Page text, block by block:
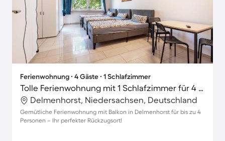
Ferienwohnung ∙ 4 Gäste ∙ 1 Schlafzimmer
Tolle Ferienwohnung mit 1 Schlafzimmer für 4 Personen
Delmenhorst, Niedersachsen, Deutschland
Gemütliche Ferienwohnung mit Balkon in Delmenhorst für bis zu 4
Personen – Ihr perfekter Rückzugsort!